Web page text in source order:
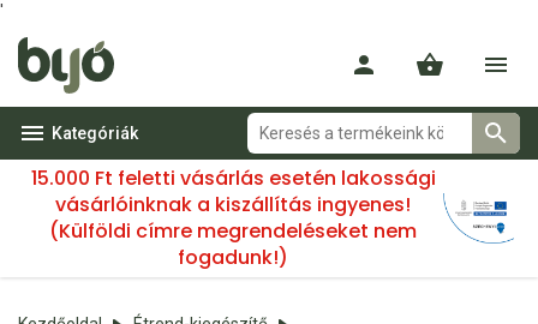
'
Kategóriák
15.000 Ft feletti vásárlás esetén lakossági
vásárlóinknak a kiszállítás ingyenes!
(Külföldi címre megrendeléseket nem
fogadunk!)